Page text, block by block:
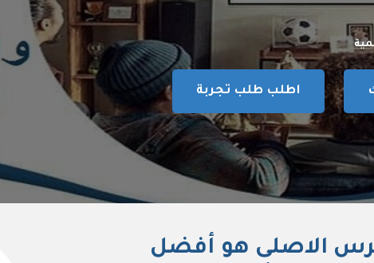
اطلب طلب تجربة
الاصلى هو أفضل